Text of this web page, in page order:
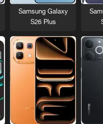
Samsung Galaxy
S26 Plus